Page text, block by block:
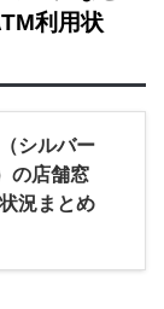
利用状
シルバー
の店舗窓
況まとめ